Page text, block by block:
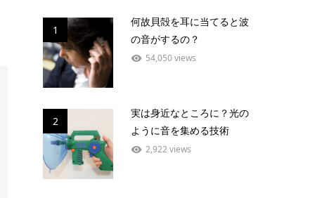
1
何故貝殻を耳に当てると波
の音がするの？
54,050 views
2
実は身近なところに？光の
ように音を集める技術
2,922 views